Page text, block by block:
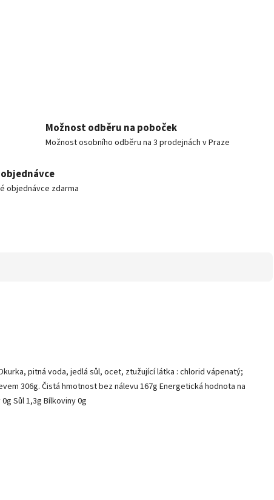
Možnost odběru na poboček
Možnost osobního odběru na 3 prodejnách v Praze
objednávce zdarma
pitná voda, jedlá sůl, ocet, ztužující látka : chlorid vápenatý;
306g. Čistá hmotnost bez nálevu 167g Energetická hodnota na
Sůl 1,3g Bílkoviny 0g